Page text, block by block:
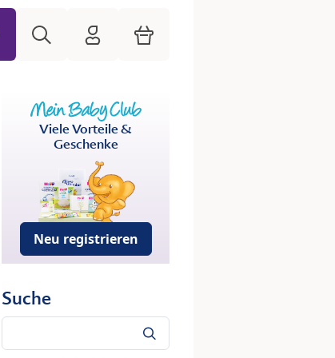
HiPP Mein Babyclub
Warenkorb
Viele Vorteile &
Geschenke
Neu registrieren
Suche